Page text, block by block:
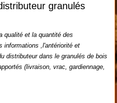
granulés
qualité et la quantité des
informations ,l'antériorité et
distributeur dans le granulés de bois
(livraison, vrac, gardiennage,